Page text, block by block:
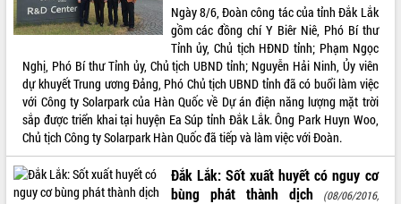
VIDEO
Ngày 8/6, Đoàn công tác của tỉnh Đắk Lắk
gồm các đồng chí Y Biêr Niê, Phó Bí thư
Tỉnh ủy, Chủ tịch HĐND tỉnh; Phạm Ngọc
Nghị, Phó Bí thư Tỉnh ủy, Chủ tịch UBND tỉnh; Nguyễn Hải Ninh, Ủy viên
dự khuyết Trung ương Đảng, Phó Chủ tịch UBND tỉnh đã có buổi làm việc
với Công ty Solarpark của Hàn Quốc về Dự án điện năng lượng mặt trời
sắp được triển khai tại huyện Ea Súp tỉnh Đắk Lắk. Ông Park Huyn Woo,
Chủ tịch Công ty Solarpark Hàn Quốc đã tiếp và làm việc với Đoàn.
Đắk Lắk: Sốt xuất huyết có nguy cơ
bùng phát thành dịch
(08/06/2016,